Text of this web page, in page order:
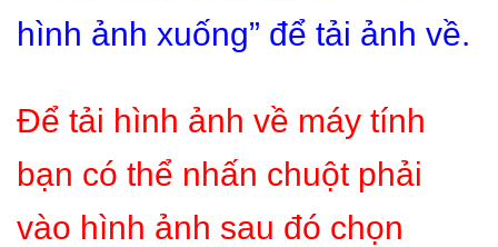
hình ảnh xuống” để tải ảnh về.
Để tải hình ảnh về máy tính
bạn có thể nhấn chuột phải
vào hình ảnh sau đó chọn